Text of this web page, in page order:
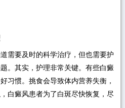
要及时的科学治疗，但也需要护
。其实，护理非常关键。有些白癜
习惯。挑食会导致体内营养失衡，
白癜风患者为了白斑尽快恢复，尽